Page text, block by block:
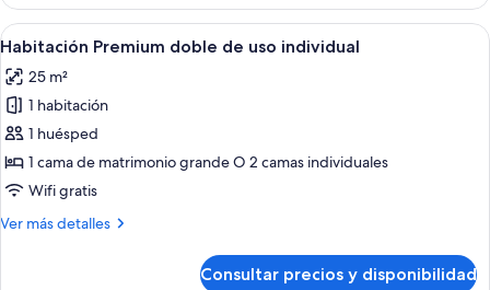
doble
Abrir
todas
las
fotos
de
Habitación
Premium
de
Una habitación de hotel moderna
4
Habitación Premium doble de uso individual
25 m²
1 habitación
1 huésped
1 cama de matrimonio grande O 2 camas individuales
Wifi gratis
Ver más detalles
Más
Consultar precios y disponibilidad